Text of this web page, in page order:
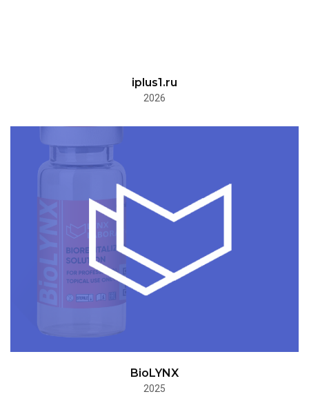
iplus1.ru
2026
BioLYNX
2025